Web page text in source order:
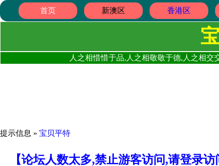
首页 新澳区 香港区
人之相惜惜于品,人之相敬敬于德,人之相
提示信息 » 宝贝平特
【论坛人数太多,禁止游客访问,请登录